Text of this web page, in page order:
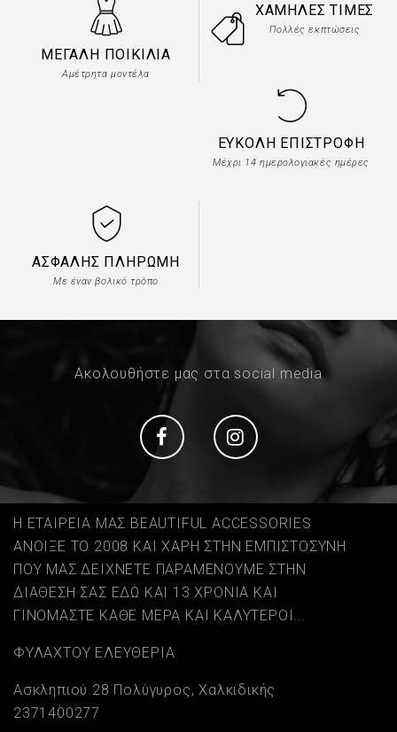
ΜΕΓΆΛΗ ΠΟΙΚΙΛΊΑ
Αμέτρητα μοντέλα
ΧΑΜΗΛΈΣ ΤΙΜΈΣ
Πολλές εκπτώσεις
ΕΎΚΟΛΗ ΕΠΙΣΤΡΟΦΉ
Μέχρι 14 ημερολογιακές ημέρες
ΑΣΦΑΛΉΣ ΠΛΗΡΩΜΉ
Με έναν βολικό τρόπο
Ακολουθήστε μας στα social media
Social Social
Η ΕΤΑΙΡΕΙΑ ΜΑΣ BEAUTIFUL ACCESSORIES
ΑΝΟΙΞΕ ΤΟ 2008 ΚΑΙ ΧΑΡΗ ΣΤΗΝ ΕΜΠΙΣΤΟΣΥΝΗ
ΠΟΥ ΜΑΣ ΔΕΙΧΝΕΤΕ ΠΑΡΑΜΕΝΟΥΜΕ ΣΤΗΝ
ΔΙΑΘΕΣΗ ΣΑΣ ΕΔΩ ΚΑΙ 13 ΧΡΟΝΙΑ ΚΑΙ
ΓΙΝΟΜΑΣΤΕ ΚΑΘΕ ΜΕΡΑ ΚΑΙ ΚΑΛΥΤΕΡΟΙ...
ΦΥΛΑΧΤΟΥ ΕΛΕΥΘΕΡΙΑ
Ασκληπιού 28 Πολύγυρος, Χαλκιδικής
2371400277